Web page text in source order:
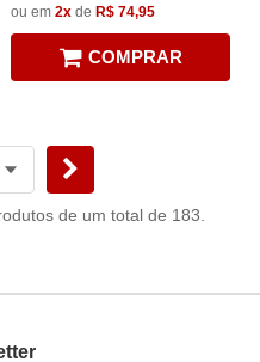
ou em 2x de R$ 74,95
COMPRAR
de um total de 183.